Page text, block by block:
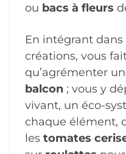
ou bacs à fleurs
En intégrant
créations, vous
qu’agrémenter
balcon ; vous y
vivant, un éco-
chaque élément,
les tomates